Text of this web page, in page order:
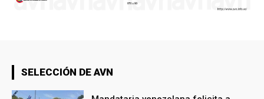
SELECCIÓN DE AVN